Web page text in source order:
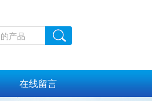
在线留言